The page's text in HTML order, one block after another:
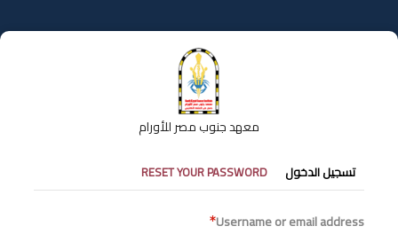
إلى
المحتوى
معهد جنوب مصر للأورام
التبويبات
الأساسية
تسجيل الدخول RESET YOUR PASSWORD
Username or email address